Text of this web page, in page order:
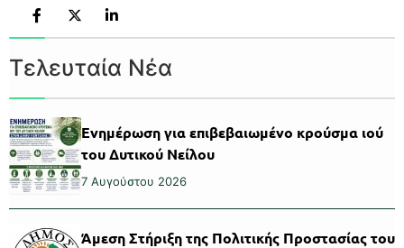
Τελευταία Νέα
Ενημέρωση για επιβεβαιωμένο κρούσμα ιού
του Δυτικού Νείλου
7 Αυγούστου 2026
Άμεση Στήριξη της Πολιτικής Προστασίας του